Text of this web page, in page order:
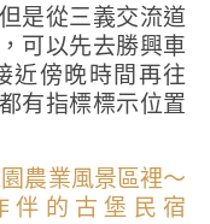
是從三義交流道
可以先去勝興車
近傍晚時間再往
有指標標示位置